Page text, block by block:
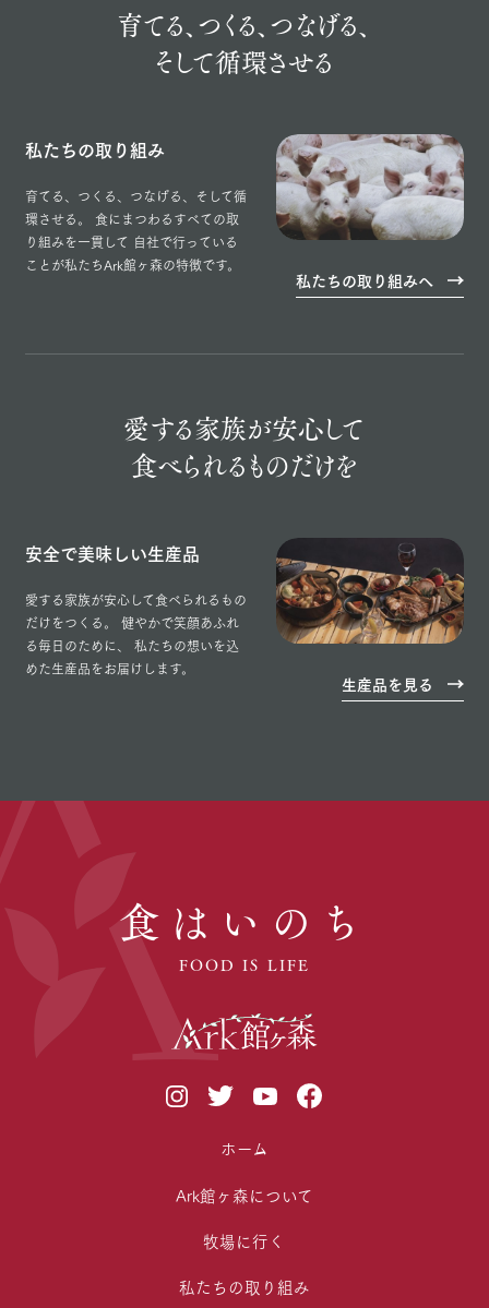
育てる、つくる、つなげる、
そして循環させる
私たちの取り組み
育てる、つくる、つなげる、そして循
環させる。
食にまつわるすべての取
り組みを一貫して 自社で行っている
ことが私たちArk館ヶ森の特徴です。
私たちの取り組みへ
愛する家族が安心して
食べられるものだけを
安全で美味しい生産品
愛する家族が安心して食べられるもの
だけをつくる。
健やかで笑顔あふれ
る毎日のために、
私たちの想いを込
めた生産品をお届けします。
生産品を見る
食はいのち
FOOD IS LIFE
ホーム
Ark館ヶ森について
牧場に行く
私たちの取り組み